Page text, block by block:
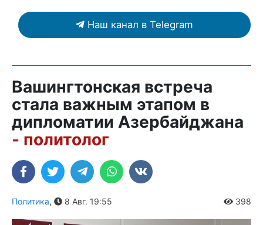
Наш канал в Telegram
Вашингтонская встреча
стала важным этапом в
дипломатии Азербайджана
- политолог
Политика, 8 Авг. 19:55 398